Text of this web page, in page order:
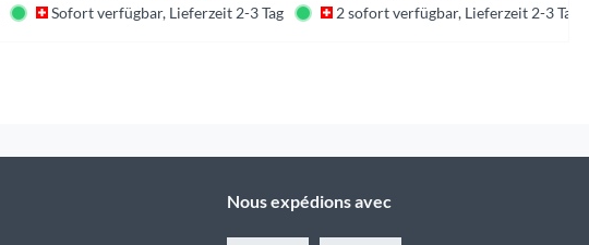
Sofort verfügbar, Lieferzeit 2-3 Tage 2 sofort verfügbar, Lieferzeit 2-3 Tage
Nous expédions avec